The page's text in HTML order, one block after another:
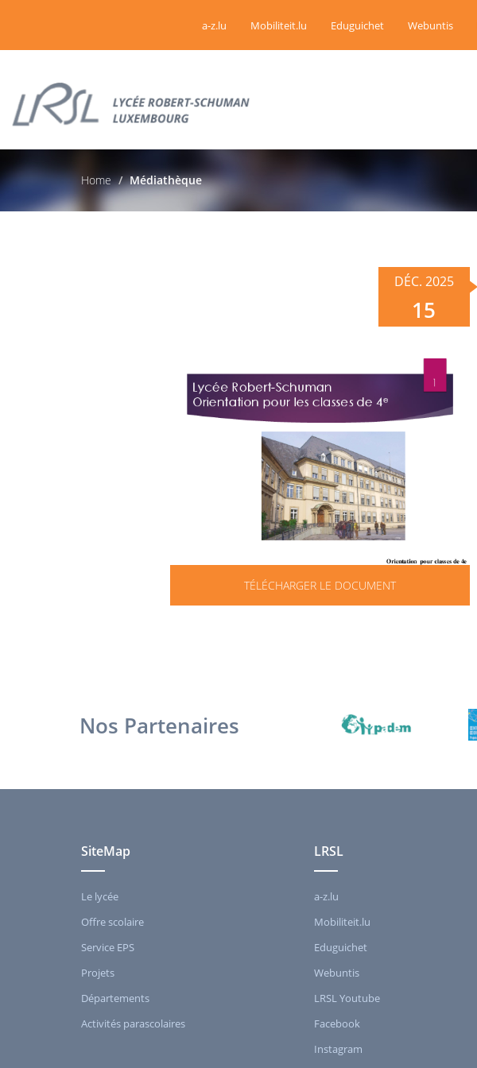
a-z.lu Mobiliteit.lu Eduguichet Webuntis
Home Médiathèque
DÉC. 2025
15
TÉLÉCHARGER LE DOCUMENT
Nos Partenaires
SiteMap
Le lycée
Offre scolaire
Service EPS
Projets
Départements
Activités parascolaires
LRSL
a-z.lu
Mobiliteit.lu
Eduguichet
Webuntis
LRSL Youtube
Facebook
Instagram